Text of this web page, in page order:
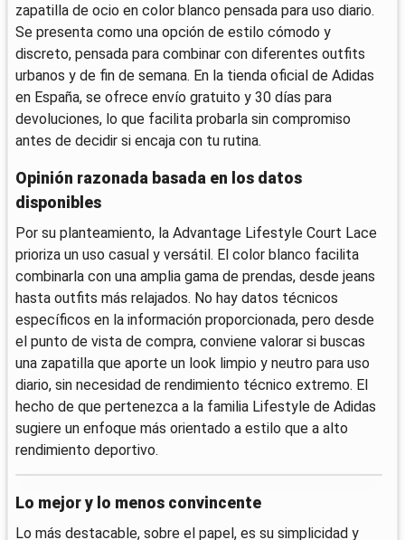
zapatilla de ocio en color blanco pensada para uso diario.
Se presenta como una opción de estilo cómodo y
discreto, pensada para combinar con diferentes outfits
urbanos y de fin de semana. En la tienda oficial de Adidas
en España, se ofrece envío gratuito y 30 días para
devoluciones, lo que facilita probarla sin compromiso
antes de decidir si encaja con tu rutina.
Opinión razonada basada en los datos
disponibles
Por su planteamiento, la Advantage Lifestyle Court Lace
prioriza un uso casual y versátil. El color blanco facilita
combinarla con una amplia gama de prendas, desde jeans
hasta outfits más relajados. No hay datos técnicos
específicos en la información proporcionada, pero desde
el punto de vista de compra, conviene valorar si buscas
una zapatilla que aporte un look limpio y neutro para uso
diario, sin necesidad de rendimiento técnico extremo. El
hecho de que pertenezca a la familia Lifestyle de Adidas
sugiere un enfoque más orientado a estilo que a alto
rendimiento deportivo.
Lo mejor y lo menos convincente
Lo más destacable, sobre el papel, es su simplicidad y